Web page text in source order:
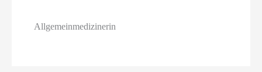
Allgemeinmedizinerin